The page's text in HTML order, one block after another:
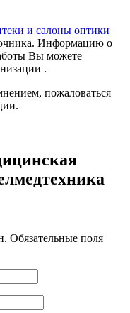
и салоны оптики
Информацию о
Вы можете
.
пожаловаться
Обязательные поля